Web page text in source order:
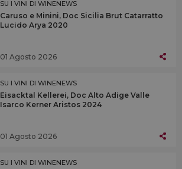
SU I VINI DI WINENEWS
Caruso e Minini, Doc Sicilia Brut Catarratto
Lucido Arya 2020
01 Agosto 2026
SU I VINI DI WINENEWS
Eisacktal Kellerei, Doc Alto Adige Valle
Isarco Kerner Aristos 2024
01 Agosto 2026
SU I VINI DI WINENEWS